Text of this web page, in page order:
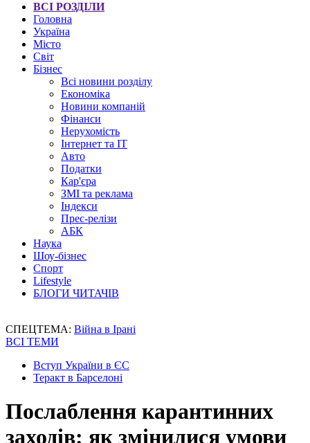
ВСІ РОЗДІЛИ
Головна
Україна
Місто
Світ
Бізнес
Всі новини розділу
Економіка
Новини компаній
Фінанси
Нерухомість
Інтернет та IT
Авто
Податки
Кар'єра
ЗМІ та реклама
Індекси
Прес-релізи
АБК
Наука
Шоу-бізнес
Спорт
Lifestyle
БЛОГИ ЧИТАЧІВ
СПЕЦТЕМА: Війна в Ірані
ВСІ ТЕМИ
Вступ України в ЄС
Теракт в Барселоні
Послаблення карантинних
заходів: як змінилися умови